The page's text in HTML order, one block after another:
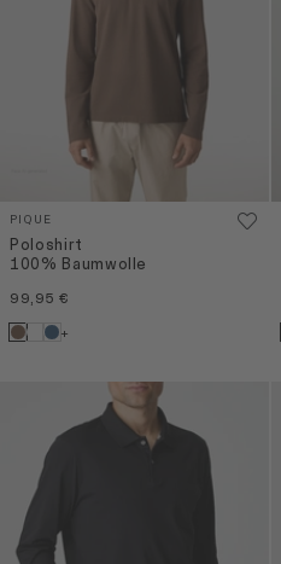
PIQUE
Poloshirt
100% Baumwolle
99,95 €
+